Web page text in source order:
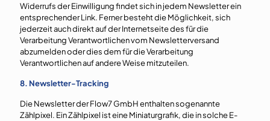
Widerrufs der Einwilligung findet sich in jedem Newsletter ein
entsprechender Link. Ferner besteht die Möglichkeit, sich
jederzeit auch direkt auf der Internetseite des für die
Verarbeitung Verantwortlichen vom Newsletterversand
abzumelden oder dies dem für die Verarbeitung
Verantwortlichen auf andere Weise mitzuteilen.
8. Newsletter-Tracking
Die Newsletter der Flow7 GmbH enthalten sogenannte
Zählpixel. Ein Zählpixel ist eine Miniaturgrafik, die in solche E-